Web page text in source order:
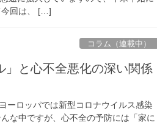
今回は、 […]
コラム（連載中）
」と心不全悪化の深い関係
ーロッパでは新型コロナウイルス感染
な中ですが、心不全の予防には「家に